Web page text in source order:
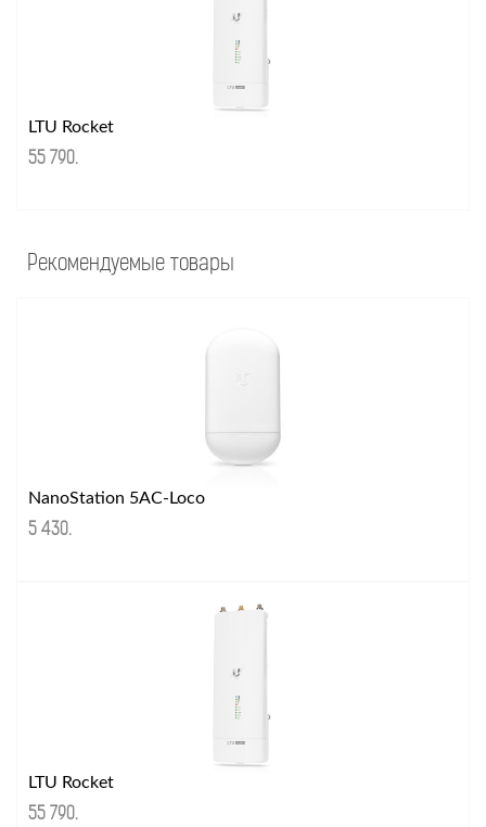
LTU Rocket
55 790.
Рекомендуемые товары
NanoStation 5AC-Loco
5 430.
LTU Rocket
55 790.